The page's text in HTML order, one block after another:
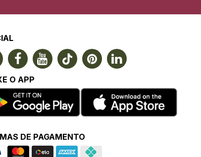
O APP
DE PAGAMENTO